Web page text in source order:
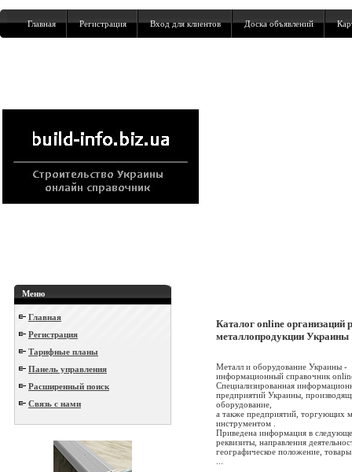
Главная Регистрация Вход для клиентов Доска объявлений
Меню
Главная
Регистрация
Тарифные планы
Панель управления
Расширенный поиск
Связь с нами
Каталог online организаций
металлопродукции Украины
Металл и оборудование Украины -
информационный справочник
Специализированная
предприятий Украины,
оборудование,
а также предприятий, торгующих
инструментом .
Приведена информация в
реквизиты, направления
географическое положение,